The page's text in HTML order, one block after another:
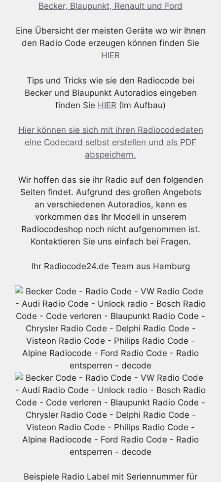
Becker, Blaupunkt, Renault und Ford
Eine Übersicht der meisten Geräte wo wir Ihnen
den Radio Code erzeugen können finden Sie
HIER
Tips und Tricks wie sie den Radiocode bei
Becker und Blaupunkt Autoradios eingeben
finden Sie HIER (Im Aufbau)
Hier können sie sich mit ihren Radiocodedaten
eine Codecard selbst erstellen und als PDF
abspeichern.
Wir hoffen das sie ihr Radio auf den folgenden
Seiten findet. Aufgrund des großen Angebots
an verschiedenen Autoradios, kann es
vorkommen das Ihr Modell in unserem
Radiocodeshop noch nicht aufgenommen ist.
Kontaktieren Sie uns einfach bei Fragen.
Ihr Radiocode24.de Team aus Hamburg
Beispiele Radio Label mit Seriennummer für